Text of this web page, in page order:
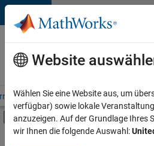
Weiter zum Inhalt
Karriere
bei
MathWorks
– Übersicht Stellensuche
Umschaltung für Off-
Hauptinhalt
Website
Wählen Sie eine Website aus, um
verfügbar) sowie lokale
anzuzeigen. Auf der Grundlage Ihres
wir Ihnen die folgende Auswahl: